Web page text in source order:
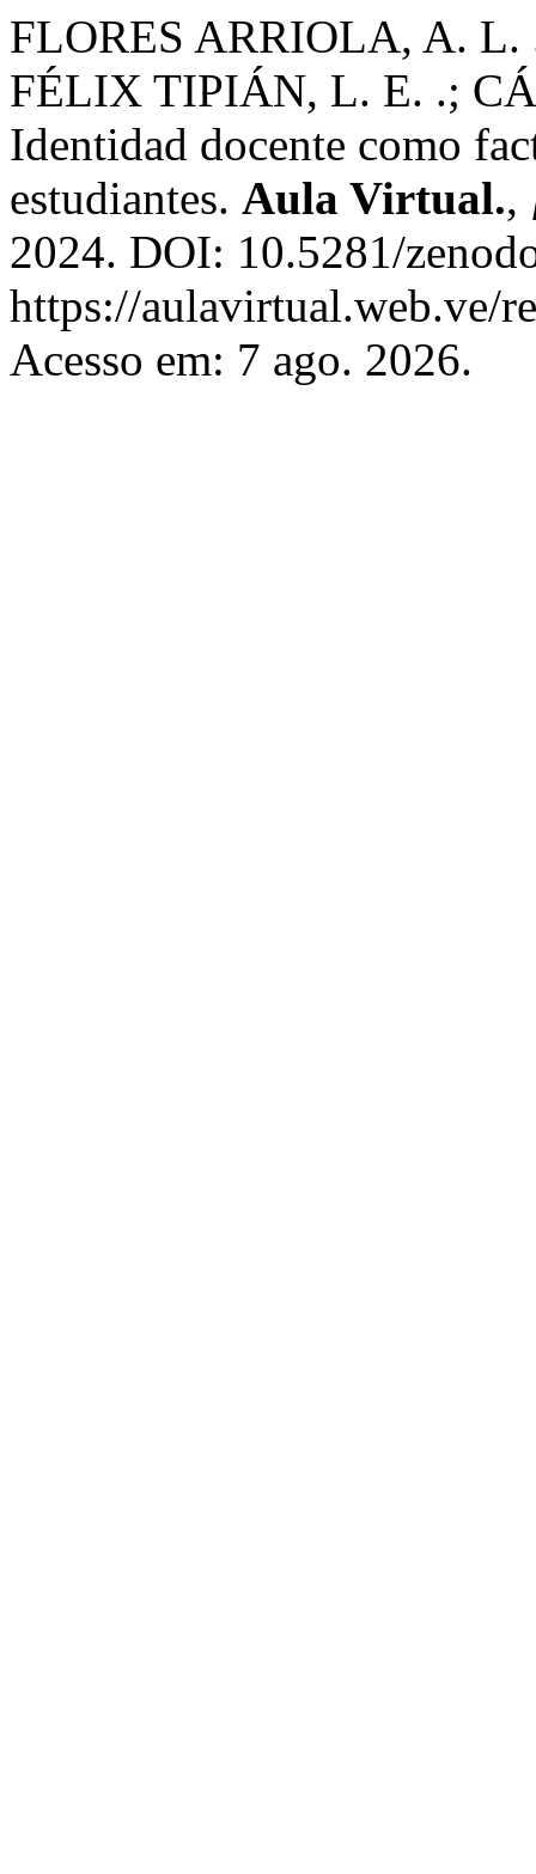
FLORES ARRIOLA, A.
FÉLIX TIPIÁN, L. E. .;
Identidad docente como
estudiantes. Aula Virtual.,
2024. DOI: 10.5281/
https://aulavirtual.web.ve/
Acesso em: 7 ago. 2026.